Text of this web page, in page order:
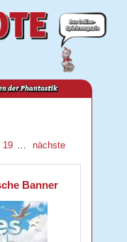
19 … nächste
Banner